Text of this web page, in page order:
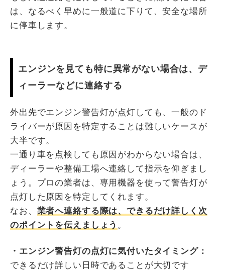
は、なるべく早めに一般道に下りて、安全な場所
に停車します。
エンジンを見ても特に異常がない場合は、デ
ィーラーなどに連絡する
外出先でエンジン警告灯が点灯しても、一般のド
ライバーが原因を特定することは難しいケースが
大半です。
一通り車を点検しても原因がわからない場合は、
ディーラーや整備工場へ連絡して指示を仰ぎまし
ょう。プロの業者は、専用機器を使って警告灯が
点灯した原因を特定してくれます。
なお、 業者へ連絡する際は、できるだけ詳しく次
のポイントを伝えましょう 。
・エンジン警告灯の点灯に気付いたタイミング：
できるだけ詳しい日時であることが大切です